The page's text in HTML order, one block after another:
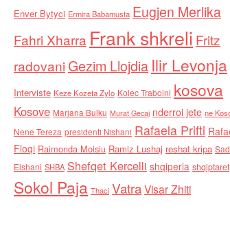
Enver Bytyci Ermira Babamusta Eugjen Merlika
Fahri Xharra Frank shkreli Fritz
radovaniGezim Llojdia Ilir Levonja
Interviste Keze Kozeta Zylo Kolec Traboini kosova
Kosove Marjana Bulku Murat Gecaj nderroi jete ne
Nene Tereza presidenti Nishani Rafaela Prifti
Floqi Raimonda Moisiu Ramiz Lushaj reshat kripa
Elshani SHBA Shefqet Kercelli shqiperia shqiptaret
Sokol Paja Thaci VatraVisar Zhiti